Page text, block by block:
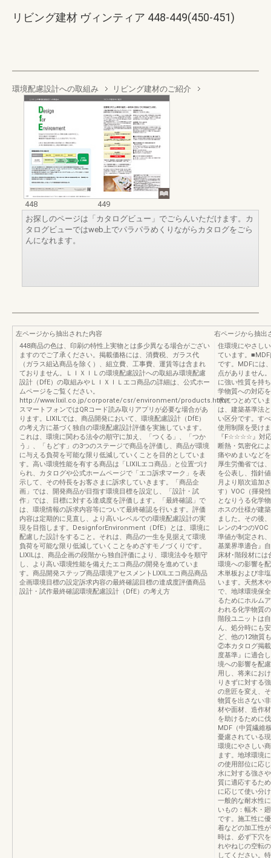
リビング建材 ヴィンティア 448-449(450-451)
環境配慮設計への取組み リビング建材のご紹介
448
449
お探しのページは「カタログビュー」でごらんいただけます。カ
タログビューではweb上でパラパラめくりながらカタログをごら
んになれます。
左ページから抽出された内容
448商品の色は、印刷の特性上実物とは多少異なる場合がござい
ますのでご了承ください。掲載価格には、消費税、ガラス代
（ガラス組込商品を除く）、組立費、工事費、運賃等は含まれ
ておりません。ＬＩＸＩＬの環境配慮設計への取組み環境配慮
設計（DfE）の取組みやＬＩＸＩＬエコ商品の詳細は、公式ホー
ムページをご覧ください。
http://www.lixil.co.jp/corporate/csr/environment/products.htm※
スマートフォンではQRコード読み取りアプリが必要な場合があ
ります。LIXILでは、商品開発において、環境配慮設計（DfE）
の考え方に基づく独自の環境配慮設計評価を実施しています。
これは、環境に関わる法令の順守に加え、「つくる」、「つか
う」、「もどす」の3つのステージで商品を評価し、商品が環境
に与える負荷を可能な限り低減していくことを目的としていま
す。高い環境性能を有する商品は「LIXILエコ商品」と位置づけ
られ、カタログや公式ホームページで「エコ訴求マーク」を表
示して、その特長をお客さまに訴求していきます。「商品企
画」では、開発商品が目指す環境目標を設定し、「設計・試
作」では、目標に対する達成度を評価します。「最終確認」で
は、環境情報の訴求内容等について最終確認を行います。評価
内容は定期的に見直し、より高いレベルでの環境配慮設計の実
現を目指します。DesignforEnvironment（DfE）とは、環境に
配慮した設計をすること。それは、商品の一生を見据えて環境
負荷を可能な限り低減していくことをめざすモノづくりです。
LIXILは、商品企画の段階から独自評価により、環境法令を順守
し、より高い環境性能を備えたエコ商品の開発を進めていま
す。商品開発ステップ商品環境アセスメントLIXILエコ商品商品
企画環境目標の設定訴求内容の最終確認目標の達成度評価商品
設計・試作最終確認環境配慮設計（DfE）の考え方
右ページから抽出
住環境にやさし
ています。
です。MDFには
点がありません
に強い性質を持
学物質への対応
求につとめてい
は、建築基準法
い区分です。す
使用制限を受け
『F☆☆☆☆』対応
断熱・気密化に
痛やめまいなど
厚生労働省では
を公表し、指針
月より順次追加
す）VOC（揮発
となりうる化学
ホスの仕様が建
ました。その後
レンの4つの
準値が制定され
基業界準適合』
床材･階段材には
環境への影響を
木単板および非
います。天然木
で、地球環境保
るためにホルム
われる化学物質
階段ユニットは
ん、処分時にも
ど、他の12物質
②本カタログ掲載
度基準』に適合
境への影響を配
用し、将来にお
りきずに対する
の意匠を変え、
物質を出さない
材や面材、造作
を助けるために
MDF（中質繊維
憂慮されている
環境にやさしい
ます。地球環境
の使用部位に応
水に対する強さ
質に適応するた
に応じて使い分
一般的な耐水性
いもの：幅木・
です。施工性に
着などの加工性
時は、必ず下穴
れやねじの空転
してください。